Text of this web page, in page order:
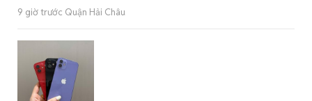
9 giờ trước Quận Hải Châu